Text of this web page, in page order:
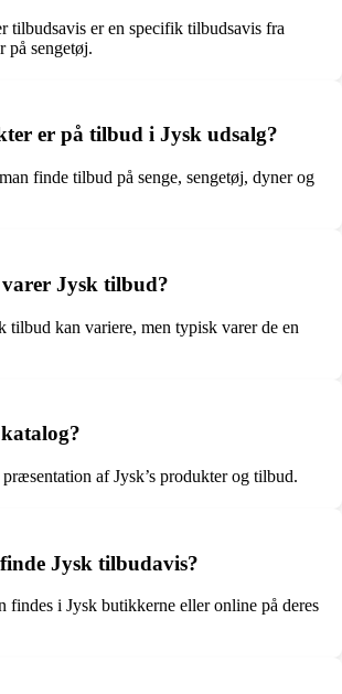
tilbudsavis er en specifik tilbudsavis fra
på sengetøj.
er på tilbud i Jysk udsalg?
finde tilbud på senge, sengetøj, dyner og
Jysk tilbud?
tilbud kan variere, men typisk varer de en
af Jysk’s produkter og tilbud.
Jysk tilbudavis?
findes i Jysk butikkerne eller online på deres